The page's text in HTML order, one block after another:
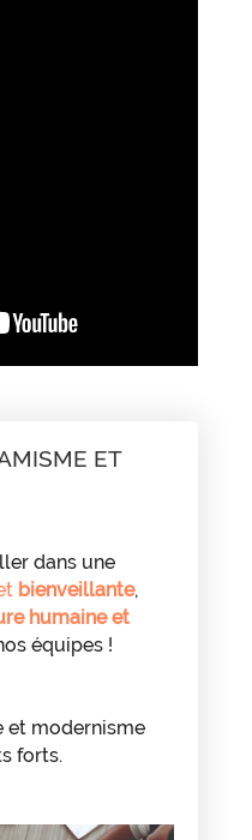
ET
dans une
bienveillante,
humaine et
équipes !
et modernisme
forts.